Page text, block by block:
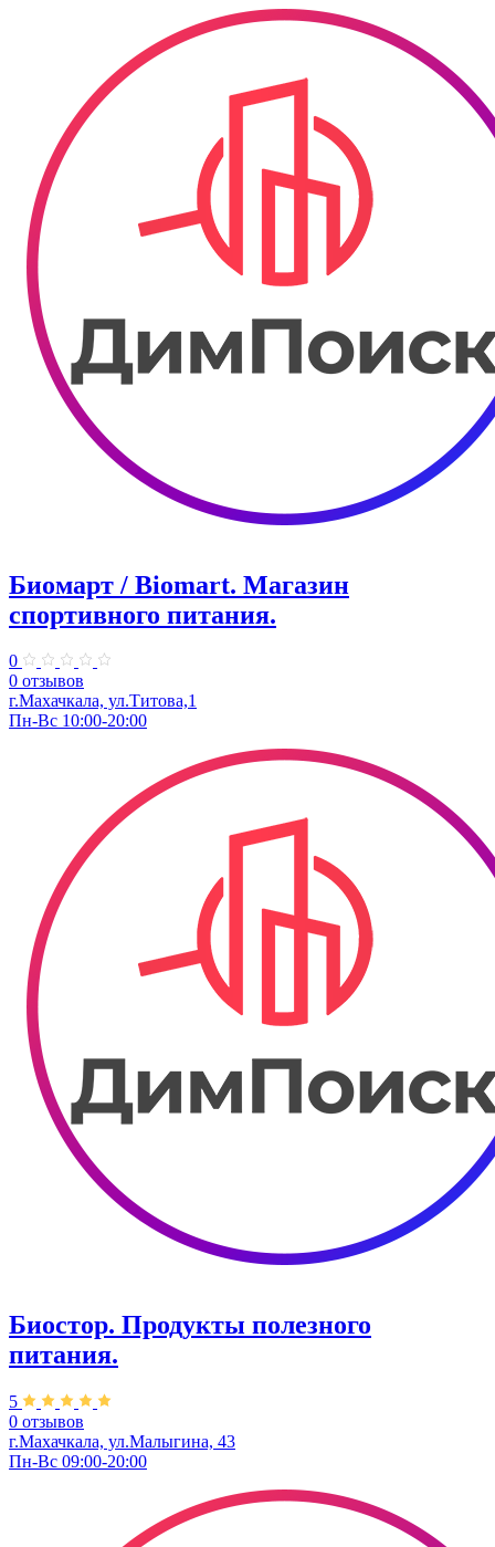
Биомарт ​/ Biomart. Магазин
спортивного питания.
0
0 отзывов
г.Махачкала, ул.Титова,1
Пн-Вс 10:00-20:00
Биостор. Продукты полезного
питания.
5
0 отзывов
г.Махачкала, ул.Малыгина, 43
Пн-Вс 09:00-20:00